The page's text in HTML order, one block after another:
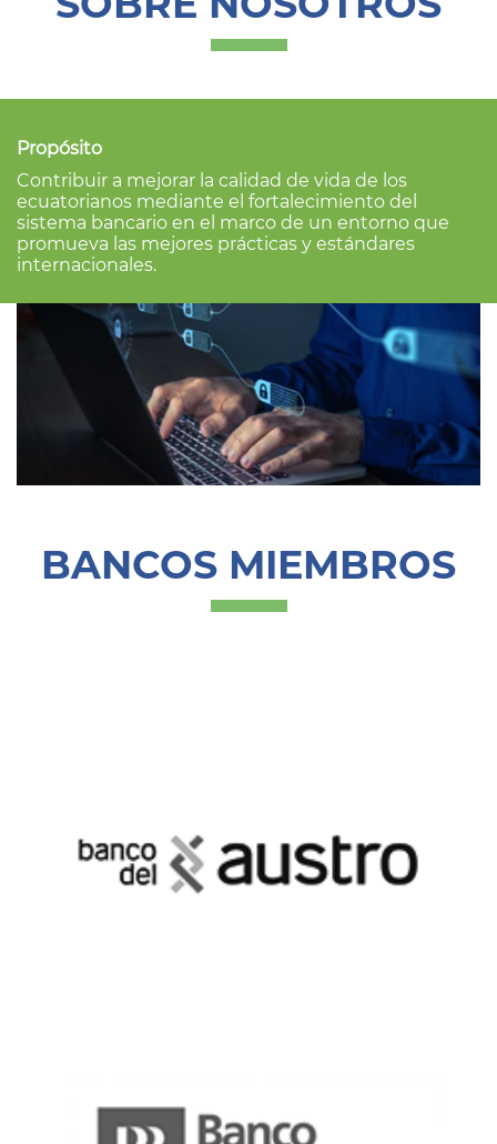
Propósito
Contribuir a mejorar la calidad de vida de los
ecuatorianos mediante el fortalecimiento del
sistema bancario en el marco de un entorno que
promueva las mejores prácticas y estándares
internacionales.
BANCOS MIEMBROS